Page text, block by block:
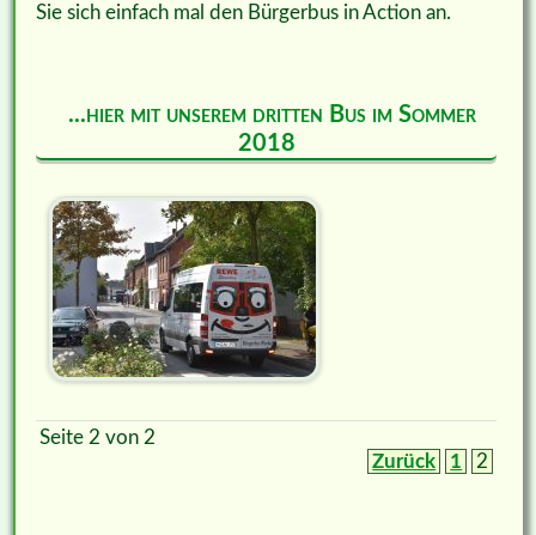
Sie sich einfach mal den Bürgerbus in Action an.
...hier mit unserem dritten Bus im Sommer
2018
Seite 2 von 2
Zurück
1 2